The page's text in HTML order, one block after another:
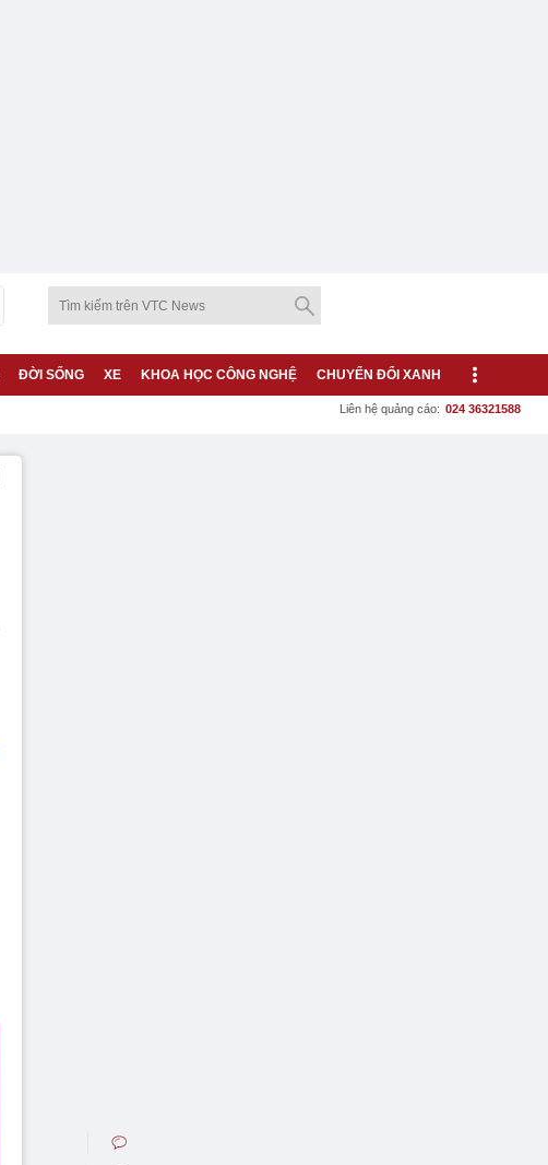
ĐỜI SỐNG XE KHOA HỌC CÔNG NGHỆ CHUYỂN ĐỔI XANH
Liên hệ quảng cáo: 024 36321588